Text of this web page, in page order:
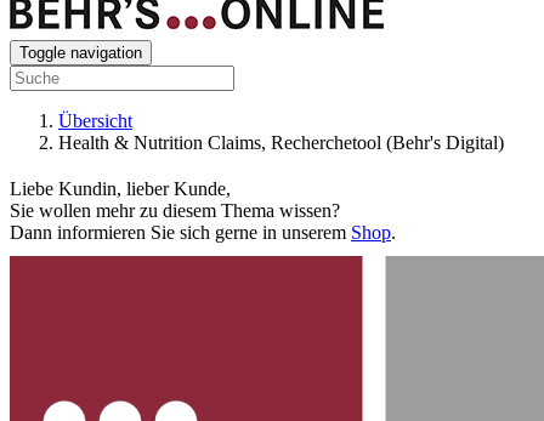
Toggle navigation
Übersicht
Health & Nutrition Claims, Recherchetool (Behr's Digital)
Liebe Kundin, lieber Kunde,
Sie wollen mehr zu diesem Thema wissen?
Dann informieren Sie sich gerne in unserem Shop.